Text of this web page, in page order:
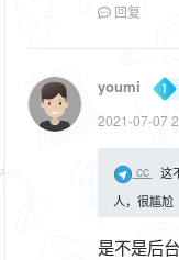
回复
youmi
2021-07-07
cc
这
人，很尴尬
是不是后